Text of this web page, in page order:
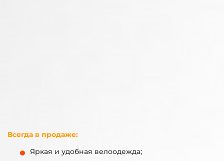
Всегда в продаже:
Яркая и удобная велоодежда;